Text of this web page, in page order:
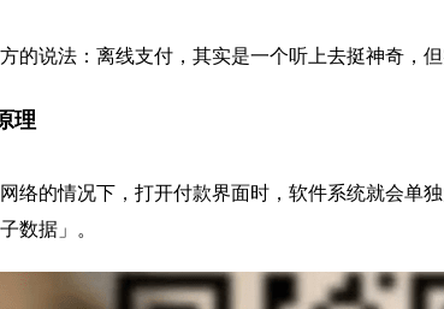
的说法：离线支付，其实是一个听上去挺神奇，
理
络的情况下，打开付款界面时，软件系统就会单
数据」。